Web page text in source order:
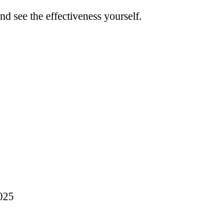
see the effectiveness yourself.